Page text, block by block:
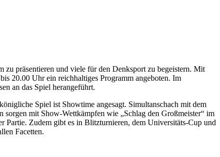
zu präsentieren und viele für den Denksport zu begeistern. Mit
20.00 Uhr ein reichhaltiges Programm angeboten. Im
an das Spiel herangeführt.
Spiel ist Showtime angesagt. Simultanschach mit dem
mit Show-Wettkämpfen wie „Schlag den Großmeister“ im
Zudem gibt es in Blitzturnieren, dem Universitäts-Cup und
Facetten.